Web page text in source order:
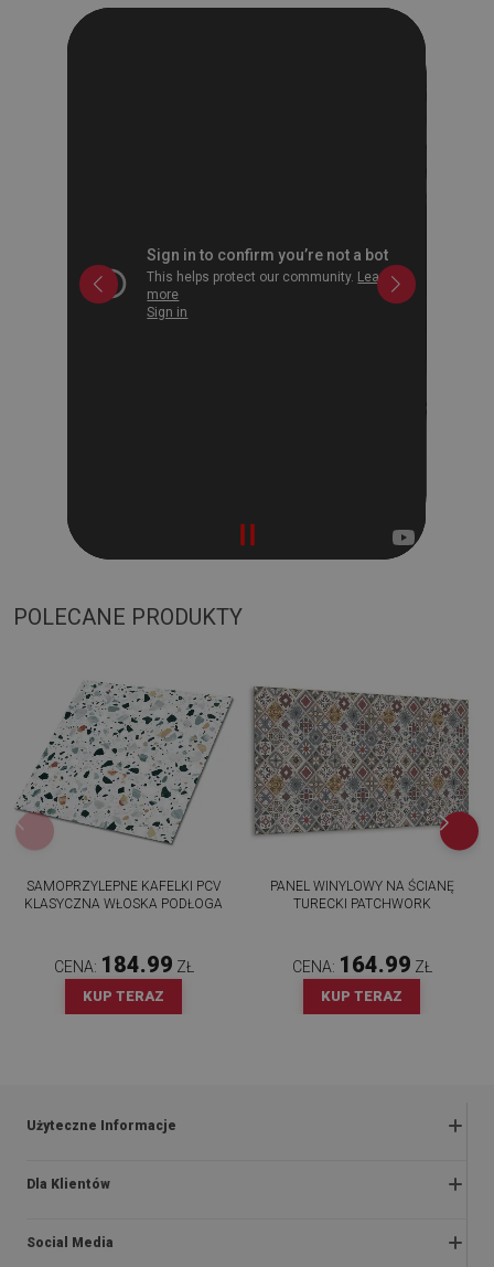
POLECANE PRODUKTY
SAMOPRZYLEPNE KAFELKI PCV
KLASYCZNA WŁOSKA PODŁOGA
CENA: 184.99 ZŁ
KUP TERAZ
PANEL WINYLOWY NA ŚCIANĘ
TURECKI PATCHWORK
CENA: 164.99 ZŁ
KUP TERAZ
Użyteczne Informacje
Zwroty i reklamacje
Polityka prywatności i cookies
Dla Klientów
O nas
Social Media